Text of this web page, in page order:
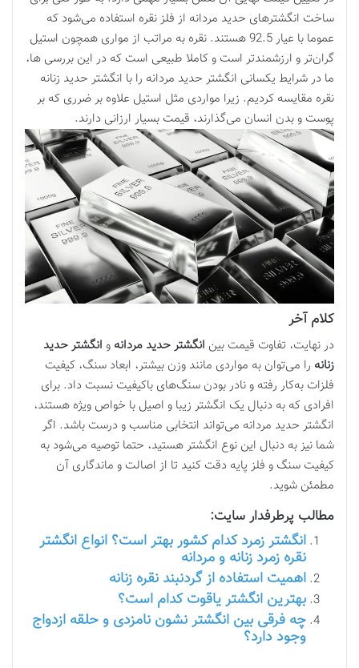
ساخت انگشترهای حدید مردانه از فلز نقره استفاده می‌شود که
عموما با عیار 92.5 هستند. نقره به مراتب از مواری همچون استیل
گران‌تر و ارزشمندتر است و کاملا طبیعی است که در این بررسی ها،
ما در شرایط یکسانی انگشتر حدید مردانه را با انگشتر حدید زنانه
نقره مقایسه کردیم. زیرا مواردی مثل استیل علاوه بر ضرری که بر
پوست و بدن انسان می‌گذارند، قیمت بسیار ارزانی دارند.
کلام آخر
در نهایت، تفاوت قیمت بین انگشتر حدید مردانه و انگشتر حدید
زنانه را می‌توان به مواردی مانند وزن بیشتر، ابعاد سنگ، کیفیت
فلزات به‌کار رفته و نادر بودن سنگ‌های باکیفیت نسبت داد. برای
افرادی که به دنبال یک انگشتر زیبا و اصیل با خواص ویژه هستند،
انگشتر حدید مردانه می‌تواند انتخابی مناسب و درست باشد. اگر
شما نیز به دنبال این نوع انگشتر هستید، حتما توصیه می‌شود به
کیفیت سنگ و فلز پایه دقت کنید تا از اصالت و ماندگاری آن
مطمئن شوید.
مطالب پرطرفدار سایت:
انگشتر زمرد کدام کشور بهتر است؟ انواع انگشتر
نقره زمرد زنانه و مردانه
اهمیت استفاده از گردنبند نقره زنانه
بهترین انگشتر یاقوت کدام است؟
چه فرقی بین انگشتر نشون نامزدی و حلقه ازدواج
وجود دارد؟